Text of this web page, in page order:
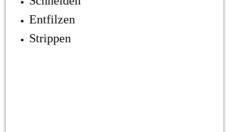
Entfilzen
Strippen